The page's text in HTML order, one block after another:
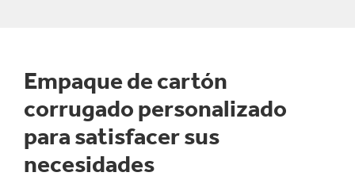
Empaque de cartón
corrugado personalizado
para satisfacer sus
necesidades